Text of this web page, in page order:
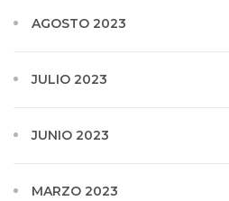
AGOSTO 2023
JULIO 2023
JUNIO 2023
MARZO 2023